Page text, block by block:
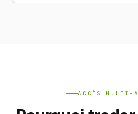
ACCÈS MULTI-